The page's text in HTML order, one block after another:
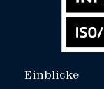
Einblicke